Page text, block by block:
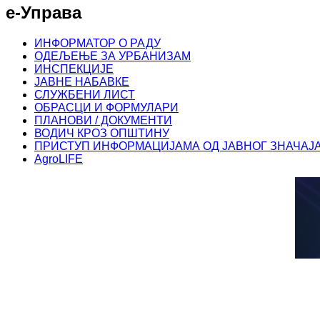
е-Управа
ИНФОРМАТОР О РАДУ
ОДЕЉЕЊЕ ЗА УРБАНИЗАМ
ИНСПЕКЦИЈЕ
ЈАВНЕ НАБАВКЕ
СЛУЖБЕНИ ЛИСТ
ОБРАСЦИ И ФОРМУЛАРИ
ПЛАНОВИ / ДОКУМЕНТИ
ВОДИЧ КРОЗ ОПШТИНУ
ПРИСТУП ИНФОРМАЦИЈАМА ОД ЈАВНОГ
AgroLIFE